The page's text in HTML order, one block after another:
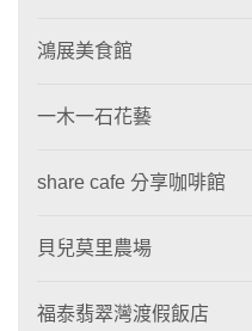
鴻展美食館
一木一石花藝
share cafe 分享咖啡館
貝兒莫里農場
福泰翡翠灣渡假飯店